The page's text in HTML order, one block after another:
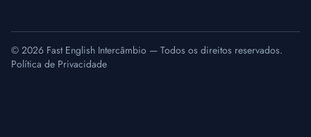
© 2026 Fast English Intercâmbio — Todos os direitos reservados.
Política de Privacidade